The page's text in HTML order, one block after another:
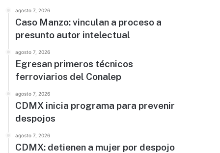
agosto 7, 2026
Caso Manzo: vinculan a proceso a
presunto autor intelectual
agosto 7, 2026
Egresan primeros técnicos
ferroviarios del Conalep
agosto 7, 2026
CDMX inicia programa para prevenir
despojos
agosto 7, 2026
CDMX: detienen a mujer por despojo